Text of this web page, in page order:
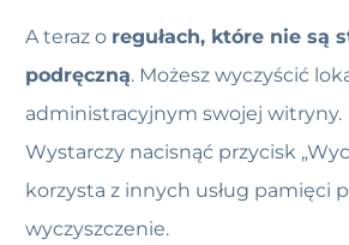
A teraz o regułach, które nie są
podręczną. Możesz wyczyścić
administracyjnym swojej witryny.
Wystarczy nacisnąć przycisk
korzysta z innych usług pamięci
wyczyszczenie.